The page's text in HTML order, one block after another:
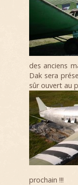
des anciens
Dak sera
sûr ouvert au
prochain !!!